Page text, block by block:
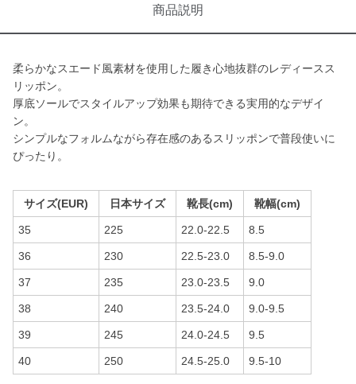
商品説明
柔らかなスエード風素材を使用した履き心地抜群のレディースス
リッポン。
厚底ソールでスタイルアップ効果も期待できる実用的なデザイ
ン。
シンプルなフォルムながら存在感のあるスリッポンで普段使いに
ぴったり。
サイズ(EUR) 日本サイズ 靴長(cm) 靴幅(cm)
35 225 22.0-22.5 8.5
36 230 22.5-23.0 8.5-9.0
37 235 23.0-23.5 9.0
38 240 23.5-24.0 9.0-9.5
39 245 24.0-24.5 9.5
40 250 24.5-25.0 9.5-10